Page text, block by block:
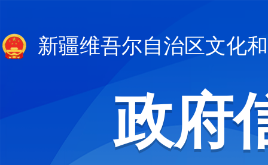
新疆维吾尔自治区文化
政府